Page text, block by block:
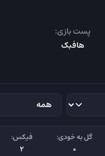
پست بازی:
هافبک
گل به خودی:
0
فیکس:
2